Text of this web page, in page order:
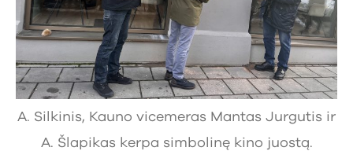
A. Silkinis, Kauno vicemeras Mantas Jurgutis ir
A. Šlapikas kerpa simbolinę kino juostą.